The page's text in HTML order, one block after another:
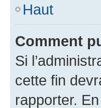
Haut
Comment
Si
cette fin
rapporter.